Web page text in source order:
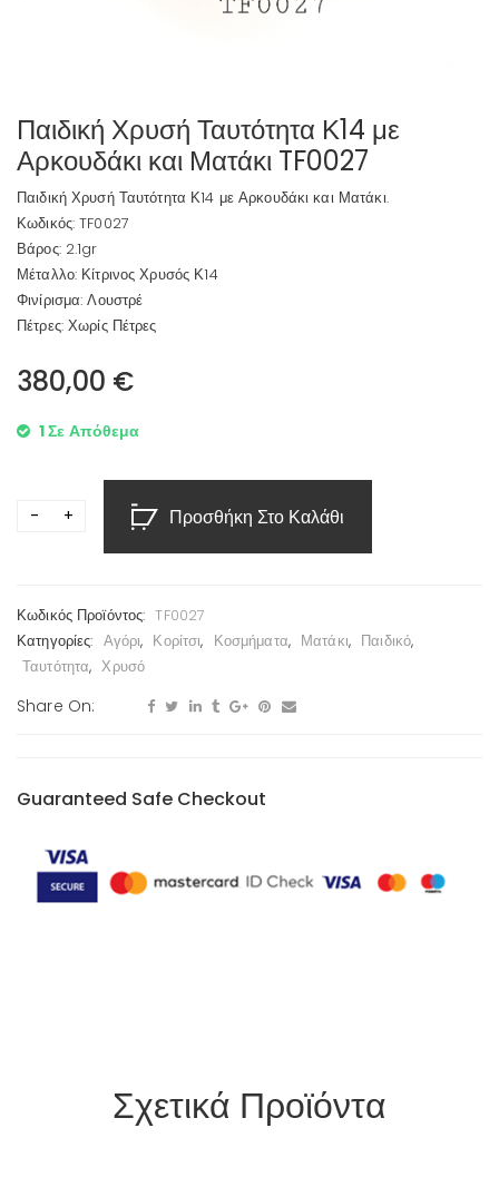
Παιδική Χρυσή Ταυτότητα Κ14 με
Αρκουδάκι και Ματάκι TF0027
Παιδική Χρυσή Ταυτότητα Κ14 με Αρκουδάκι και Ματάκι.
Κωδικός: TF0027
Βάρος: 2.1gr
Μέταλλο: Κίτρινος Χρυσός Κ14
Φινίρισμα: Λουστρέ
Πέτρες: Χωρίς Πέτρες
380,00 €
1 Σε Απόθεμα
Προσθήκη Στο Καλάθι
Κωδικός Προϊόντος: TF0027
Κατηγορίες: Αγόρι, Κορίτσι, Κοσμήματα, Ματάκι, Παιδικό,
Ταυτότητα, Χρυσό
Share On:
Guaranteed Safe Checkout
Σχετικά Προϊόντα